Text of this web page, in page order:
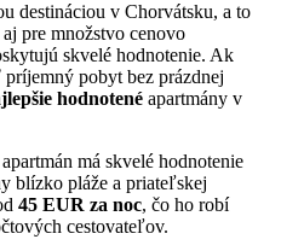
destináciou v Chorvátsku, a to
pre množstvo cenovo
skvelé hodnotenie. Ak
pobyt bez prázdnej
hodnotené apartmány v
má skvelé hodnotenie
blízko pláže a priateľskej
45 EUR za noc, čo ho robí
cestovateľov.